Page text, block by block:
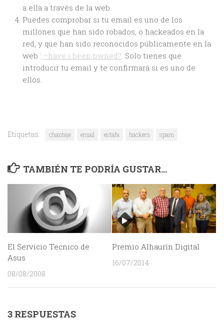
a ella a través de la web.
Puedes comprobar si tu email es uno de los
millones que han sido robados, o hackeados en la
red, y que han sido reconocidos públicamente en la
web ‘;–have i been pwned?. Solo tienes que
introducir tu email y te confirmará si es uno de
ellos.
Etiquetas: chantaje email estafa hackers spam
TAMBIÉN TE PODRÍA GUSTAR...
El Servicio Tecnico de
Asus
08/08/2008
Premio Alhaurín Digital
16/07/2014
3 RESPUESTAS